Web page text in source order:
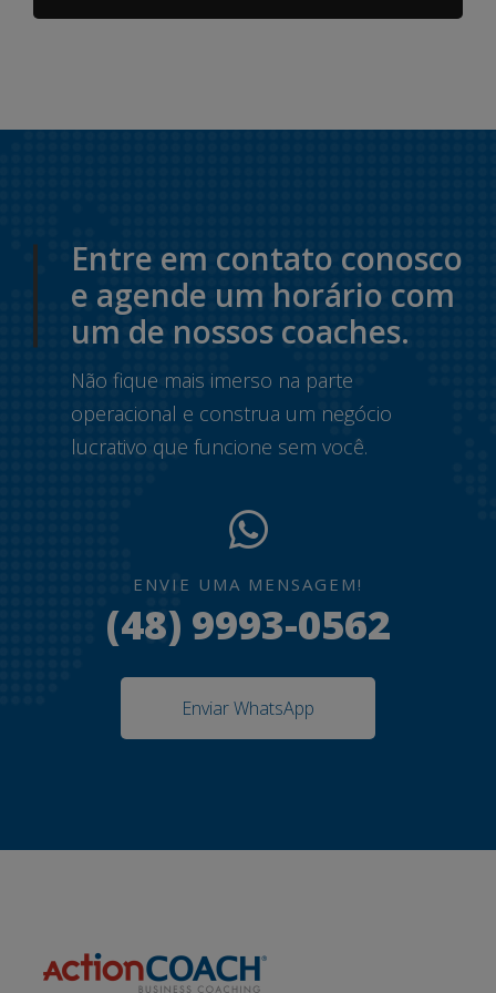
Entre em contato conosco
e agende um horário com
um de nossos coaches.
Não fique mais imerso na parte
operacional e construa um negócio
lucrativo que funcione sem você.
ENVIE UMA MENSAGEM!
(48) 9993-0562
Enviar WhatsApp